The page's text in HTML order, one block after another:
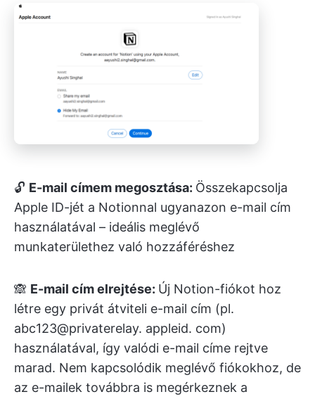
🔓 E-mail címem megosztása: Összekapcsolja
Apple ID-jét a Notionnal ugyanazon e-mail cím
használatával – ideális meglévő
munkaterülethez való hozzáféréshez
🙈 E-mail cím elrejtése: Új Notion-fiókot hoz
létre egy privát átviteli e-mail cím (pl.
abc123@privaterelay. appleid. com)
használatával, így valódi e-mail címe rejtve
marad. Nem kapcsolódik meglévő fiókokhoz, de
az e-mailek továbbra is megérkeznek a